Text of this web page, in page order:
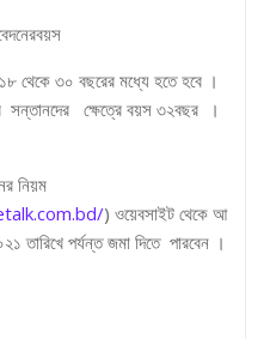
থেকে ৩০ বছরের মধ্যে হতে হবে ।
সন্তানদের ক্ষেত্রে বয়স ৩২বছর ।
নিয়ম
) ওয়েবসাইট থেকে আ
তারিখে পর্যন্ত জমা দিতে পারবেন ।